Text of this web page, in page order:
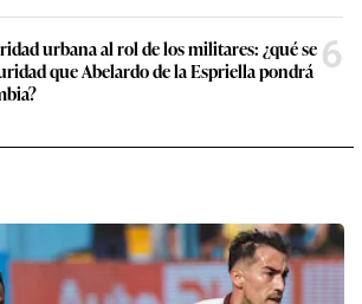
urbana al rol de los militares: ¿qué se
que Abelardo de la Espriella pondrá 6